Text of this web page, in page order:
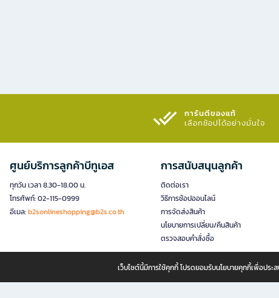
การันตีของแท้
เลือกช้อปได้อย่างมั่นใจ​
ศูนย์บริการลูกค้าบีทูเอส
ทุกวัน เวลา 8.30-18.00 น.
โทรศัพท์: 02-115-0999
อีเมล:b2sonlineshopping@b2s.co.th
การสนับสนุนลูกค้า
ติดต่อเรา
วิธีการช้อปออนไลน์
การจัดส่งสินค้า
นโยบายการเปลี่ยน/คืนสินค้า
ตรวจสอบคำสั่งซื้อ
เว็บไซต์นี้มีการใช้คุกกี้ โปรดยอมรับนโยบายคุกกี้เพื่อป